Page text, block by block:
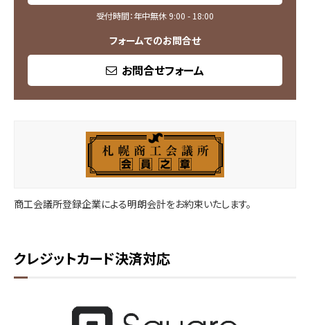
受付時間：年中無休 9:00 - 18:00
フォームでのお問合せ
お問合せフォーム
商工会議所登録企業による明朗会計をお約束いたします。
クレジットカード決済対応